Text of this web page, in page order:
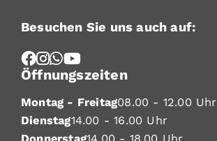
Besuchen Sie uns auch auf:
Öffnungszeiten
Montag - Freitag08.00 - 12.00 Uhr
Dienstag14.00 - 16.00 Uhr